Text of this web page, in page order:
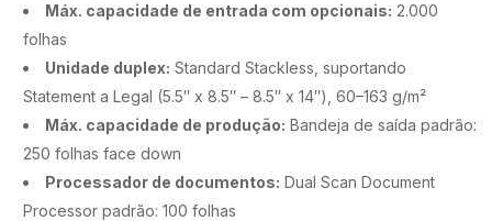
Máx. capacidade de entrada com opcionais: 2.000
folhas
Unidade duplex: Standard Stackless, suportando
Statement a Legal (5.5″ x 8.5″ – 8.5″ x 14″), 60–163 g/m²
Máx. capacidade de produção: Bandeja de saída padrão:
250 folhas face down
Processador de documentos: Dual Scan Document
Processor padrão: 100 folhas